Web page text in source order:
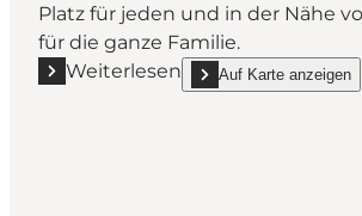
Platz für jeden und in der Nähe
für die ganze Familie.
Weiterlesen
Mehr erfahren "Scandic Kolding
Auf Karte anzeigen
show Scandic Kolding